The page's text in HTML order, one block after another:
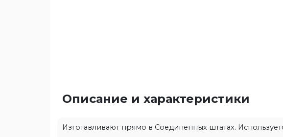
Описание и характеристики
Изготавливают прямо в Соединенных штатах.